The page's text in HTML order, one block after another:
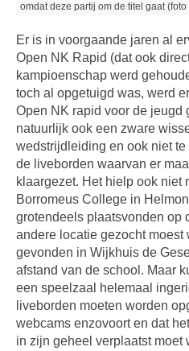
omdat deze partij om de titel gaat
Er is in voorgaande jaren al
Open NK Rapid (dat ook
kampioenschap werd
toch al opgetuigd was, werd
Open NK rapid voor de jeugd
natuurlijk ook een zware
wedstrijdleiding en ook niet
de liveborden waarvan er
klaargezet. Het hielp ook niet
Borromeus College in
grotendeels plaatsvonden op
andere locatie gezocht moest
gevonden in Wijkhuis de
afstand van de school. Maar
een speelzaal helemaal
liveborden moeten worden
webcams enzovoort en dat
in zijn geheel verplaatst moet